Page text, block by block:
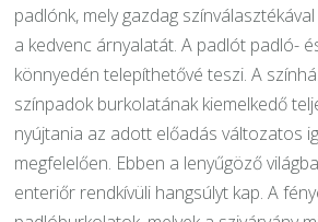
padlónk, mely gazdag
a kedvenc árnyalatát. A padlót padló-
könnyedén telepíthetővé teszi. A
színpadok burkolatának kiemelkedő
nyújtania az adott előadás változatos
megfelelően. Ebben a lenyűgöző
enteriőr rendkívüli hangsúlyt kap. A